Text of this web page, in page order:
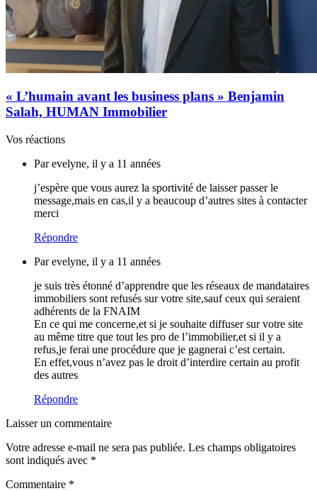
« L’humain avant les business plans » Benjamin
Salah, HUMAN Immobilier
Vos réactions
Par evelyne, il y a 11 années
j’espère que vous aurez la sportivité de laisser passer le
message,mais en cas,il y a beaucoup d’autres sites à contacter
merci
Répondre
Par evelyne, il y a 11 années
je suis très étonné d’apprendre que les réseaux de mandataires
immobiliers sont refusés sur votre site,sauf ceux qui seraient
adhérents de la FNAIM
En ce qui me concerne,et si je souhaite diffuser sur votre site
au même titre que tout les pro de l’immobilier,et si il y a
refus,je ferai une procédure que je gagnerai c’est certain.
En effet,vous n’avez pas le droit d’interdire certain au profit
des autres
Répondre
Laisser un commentaire
Votre adresse e-mail ne sera pas publiée. Les champs obligatoires
sont indiqués avec *
Commentaire *